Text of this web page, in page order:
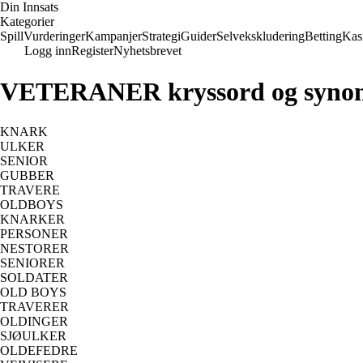
Din Innsats
Kategorier
SpillVurderingerKampanjerStrategiGuiderSelvekskluderingBetting
Logg innRegisterNyhetsbrevet
VETERANER kryssord og
KNARK
ULKER
SENIOR
GUBBER
TRAVERE
OLDBOYS
KNARKER
PERSONER
NESTORER
SENIORER
SOLDATER
OLD BOYS
TRAVERER
OLDINGER
SJØULKER
OLDEFEDRE